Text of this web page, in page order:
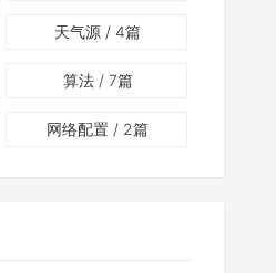
天气源 / 4篇
算法/ 7篇
网络配置 / 2篇